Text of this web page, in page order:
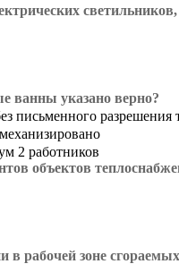
ванны указано верно?
письменного разрешения
2 работников
объектов
в рабочей зоне